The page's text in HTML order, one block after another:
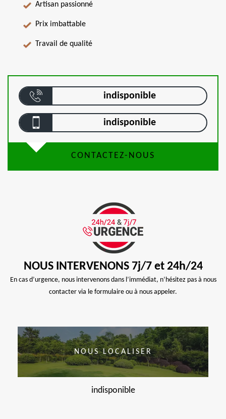
Artisan passionné
Prix imbattable
Travail de qualité
indisponible
indisponible
CONTACTEZ-NOUS
NOUS INTERVENONS 7j/7 et 24h/24
En cas d’urgence, nous intervenons dans l’immédiat, n’hésitez pas à nous
contacter via le formulaire ou à nous appeler.
NOUS LOCALISER
indisponible